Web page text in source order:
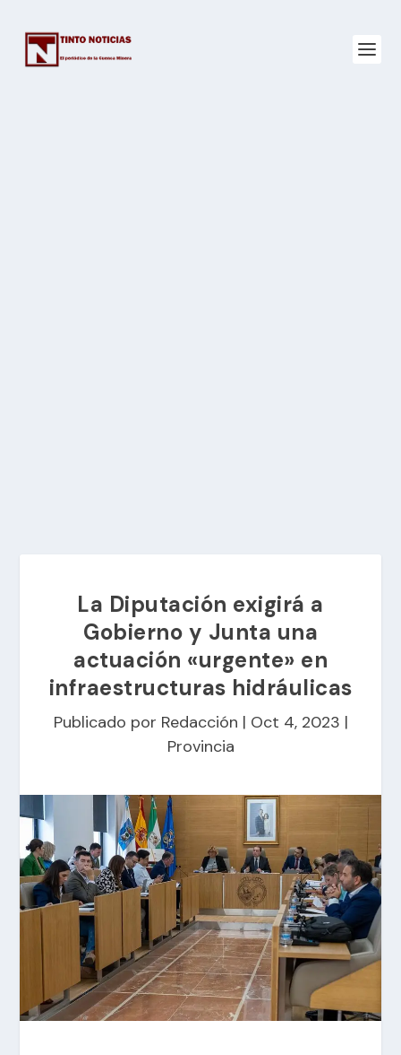
La Diputación exigirá a
Gobierno y Junta una
actuación «urgente» en
infraestructuras hidráulicas
Publicado por Redacción | Oct 4, 2023 |
Provincia